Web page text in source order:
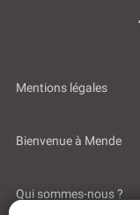
Mentions légales
Bienvenue à Mende
Qui sommes-nous ?